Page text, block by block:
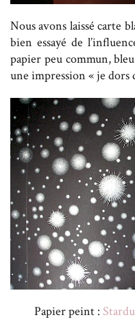
Nous avons laissé carte
bien essayé de
papier peu commun,
une impression « je dors
Papier peint :